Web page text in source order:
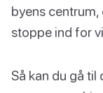
byens
stoppe ind for
Så kan du gå